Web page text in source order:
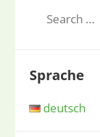
Sprache
deutsch